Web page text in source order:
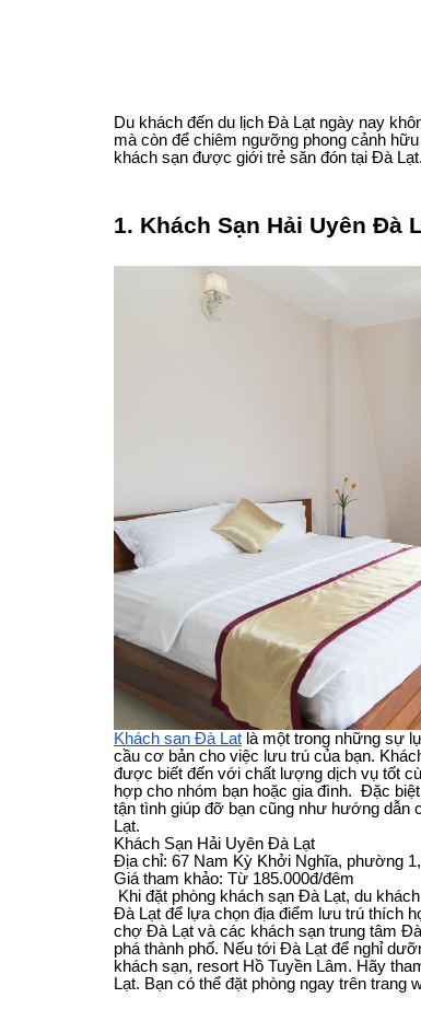
Du khách đến du lịch Đà Lạt ngày nay
mà còn để chiêm ngưỡng phong cảnh
khách sạn được giới trẻ săn đón tại Đà Lạt.
1. Khách Sạn Hải Uyên Đà
Khách sạn Đà Lạt là một trong những sự
cầu cơ bản cho việc lưu trú của bạn.
được biết đến với chất lượng dịch vụ tốt
hợp cho nhóm bạn hoặc gia đình. Đặc
tận tình giúp đỡ bạn cũng như hướng dẫn
Lạt.
Khách Sạn Hải Uyên Đà Lạt
Địa chỉ: 67 Nam Kỳ Khởi Nghĩa, phường
Giá tham khảo: Từ 185.000đ/đêm
Khi đặt phòng khách sạn Đà Lạt, du
Đà Lạt để lựa chọn địa điểm lưu trú thích
chợ Đà Lạt và các khách sạn trung tâm
phá thành phố. Nếu tới Đà Lạt để nghỉ
khách sạn, resort Hồ Tuyền Lâm. Hãy
Lạt. Bạn có thể đặt phòng ngay trên